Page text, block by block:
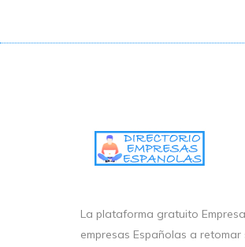
La plataforma gratuito
empresas Españolas a